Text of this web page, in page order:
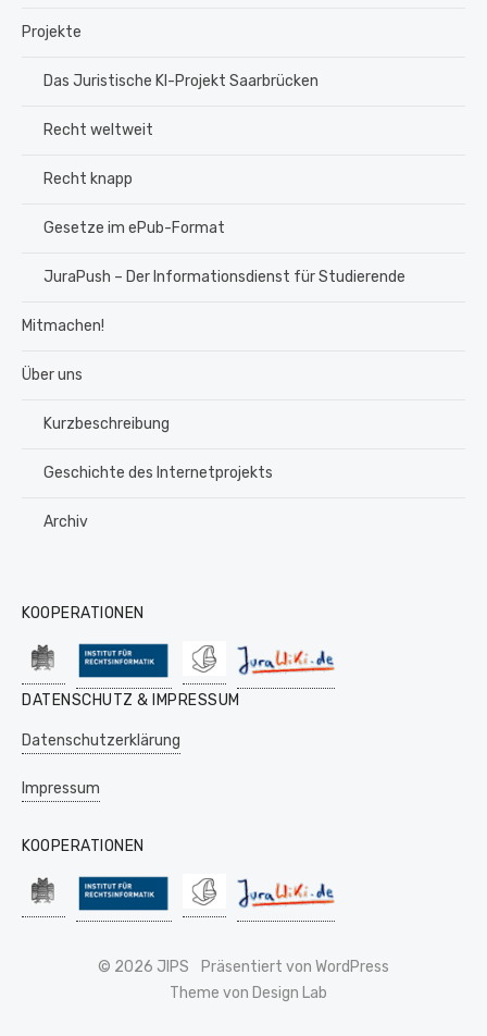
Projekte
Das Juristische KI-Projekt Saarbrücken
Recht weltweit
Recht knapp
Gesetze im ePub-Format
JuraPush – Der Informationsdienst für Studierende
Mitmachen!
Über uns
Kurzbeschreibung
Geschichte des Internetprojekts
Archiv
KOOPERATIONEN
DATENSCHUTZ & IMPRESSUM
Datenschutzerklärung
Impressum
KOOPERATIONEN
© 2026 JIPS
Präsentiert von WordPress
Theme von Design Lab